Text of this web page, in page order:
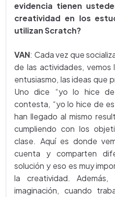
evidencia tienen
creatividad en los
utilizan Scratch?
VAN: Cada vez que
de las actividades, vemos
entusiasmo, las ideas que
Uno dice “yo lo hice
contesta, “yo lo hice de
han llegado al mismo
cumpliendo con los
clase. Aquí es donde
cuenta y comparten
solución y eso es muy
la creatividad.
imaginación, cuando